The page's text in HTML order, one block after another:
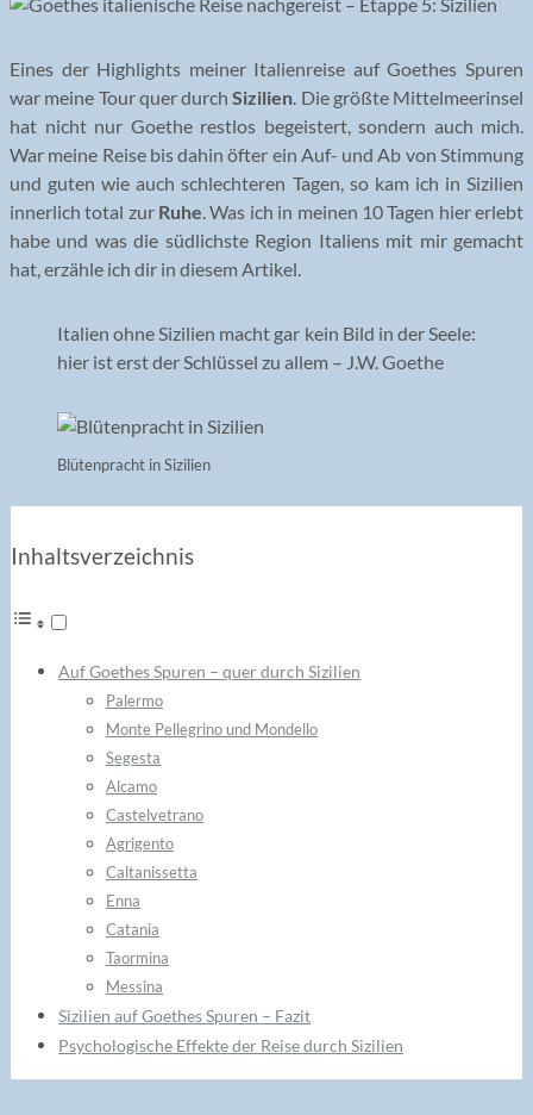
Eines der Highlights meiner Italienreise auf Goethes Spuren
war meine Tour quer durchSizilien . Die größte Mittelmeerinsel
hat nicht nur Goethe restlos begeistert, sondern auch mich.
War meine Reise bis dahin öfter ein Auf- und Ab von Stimmung
und guten wie auch schlechteren Tagen, so kam ich in Sizilien
innerlich total zur Ruhe . Was ich in meinen 10 Tagen hier erlebt
habe und was die südlichste Region Italiens mit mir gemacht
hat, erzähle ich dir in diesem Artikel.
Italien ohne Sizilien macht gar kein Bild in der Seele:
hier ist erst der Schlüssel zu allem – J.W. Goethe
Blütenpracht in Sizilien
Inhaltsverzeichnis
Auf Goethes Spuren – quer durch Sizilien
Palermo
Monte Pellegrino und Mondello
Segesta
Alcamo
Castelvetrano
Agrigento
Caltanissetta
Enna
Catania
Taormina
Messina
Sizilien auf Goethes Spuren – Fazit
Psychologische Effekte der Reise durch Sizilien